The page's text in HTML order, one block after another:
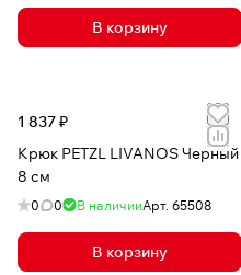
В корзину
1 837 ₽
Крюк PETZL LIVANOS Черный
8 см
0 0 В наличииАрт. 65508
В корзину